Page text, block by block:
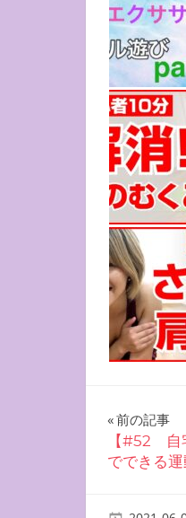
投
稿
前の記事
【#52 自
でできる